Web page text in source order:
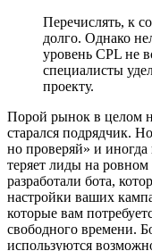
Перечислять, к
долго. Однако
уровень CPL не
специалисты
проекту.
Порой рынок в целом
старался подрядчик.
но проверяй» и иногда
теряет лиды на
разработали бота,
настройки ваших
которые вам
свободного времени.
используются